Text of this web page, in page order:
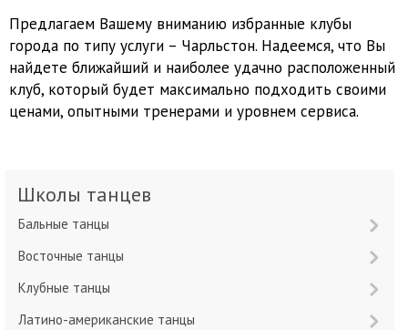
Предлагаем Вашему вниманию избранные клубы
города по типу услуги – Чарльстон. Надеемся, что Вы
найдете ближайший и наиболее удачно расположенный
клуб, который будет максимально подходить своими
ценами, опытными тренерами и уровнем сервиса.
Школы танцев
Бальные танцы
Восточные танцы
Клубные танцы
Латино-американские танцы